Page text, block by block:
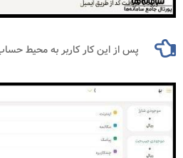
پس از این کار کاربر به محیط